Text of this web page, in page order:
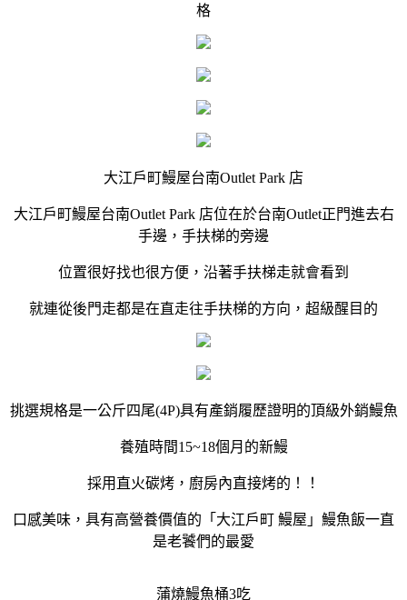
格
大江戶町鰻屋台南Outlet Park 店
大江戶町鰻屋台南Outlet Park 店位在於台南Outlet正門進去右
手邊，手扶梯的旁邊
位置很好找也很方便，沿著手扶梯走就會看到
就連從後門走都是在直走往手扶梯的方向，超級醒目的
挑選規格是一公斤四尾(4P)具有產銷履歷證明的頂級外銷鰻魚
養殖時間15~18個月的新鰻
採用直火碳烤，廚房內直接烤的！！
口感美味，具有高營養價值的「大江戶町 鰻屋」鰻魚飯一直
是老饕們的最愛
蒲燒鰻魚桶3吃